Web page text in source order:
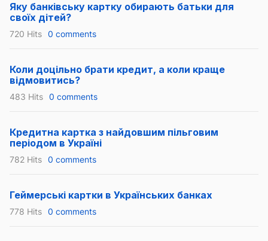
Яку банківську картку обирають батьки для
своїх дітей?
720 Hits 0 comments
Коли доцільно брати кредит, а коли краще
відмовитись?
483 Hits 0 comments
Кредитна картка з найдовшим пільговим
періодом в Україні
782 Hits 0 comments
Геймерські картки в Українських банках
778 Hits 0 comments